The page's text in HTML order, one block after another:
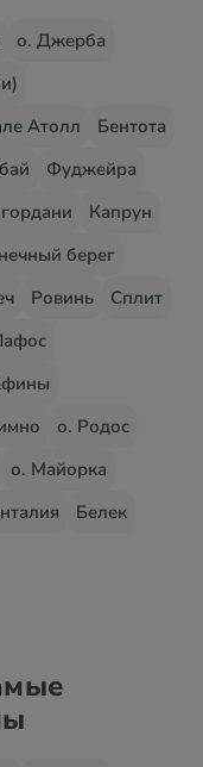
о. Джерба
Атолл
Бентота
Фуджейра
Капрун
берег
Ровинь
Сплит
о. Родос
о. Майорка
Белек